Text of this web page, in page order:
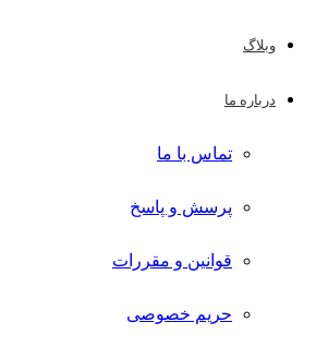
وبلاگ
درباره ما
تماس با ما
پرسش و پاسخ
قوانین و مقررات
حریم خصوصی